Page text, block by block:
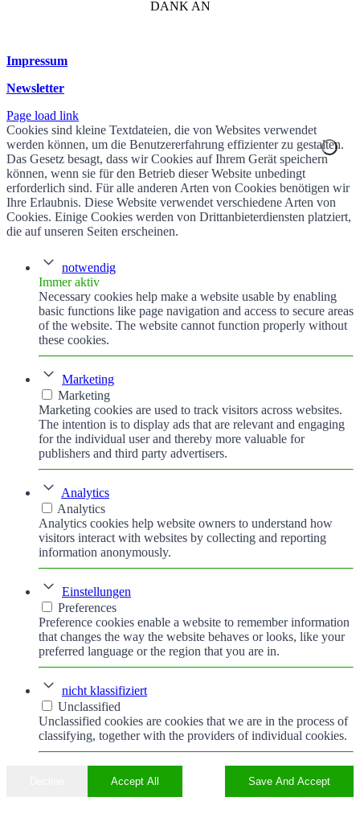
DANK AN
Impressum
Newsletter
Page load link
Cookies sind kleine Textdateien, die von Websites verwendet
werden können, um die Benutzererfahrung effizienter zu gestalten.
Das Gesetz besagt, dass wir Cookies auf Ihrem Gerät speichern
können, wenn sie für den Betrieb dieser Website unbedingt
erforderlich sind. Für alle anderen Arten von Cookies benötigen wir
Ihre Erlaubnis. Diese Website verwendet verschiedene Arten von
Cookies. Einige Cookies werden von Drittanbieterdiensten platziert,
die auf unseren Seiten erscheinen.
notwendig
Immer aktiv
Necessary cookies help make a website usable by enabling
basic functions like page navigation and access to secure areas
of the website. The website cannot function properly without
these cookies.
Marketing
Marketing
Marketing cookies are used to track visitors across websites.
The intention is to display ads that are relevant and engaging
for the individual user and thereby more valuable for
publishers and third party advertisers.
Analytics
Analytics
Analytics cookies help website owners to understand how
visitors interact with websites by collecting and reporting
information anonymously.
Einstellungen
Preferences
Preference cookies enable a website to remember information
that changes the way the website behaves or looks, like your
preferred language or the region that you are in.
nicht klassifiziert
Unclassified
Unclassified cookies are cookies that we are in the process of
classifying, together with the providers of individual cookies.
Accept All Save And Accept